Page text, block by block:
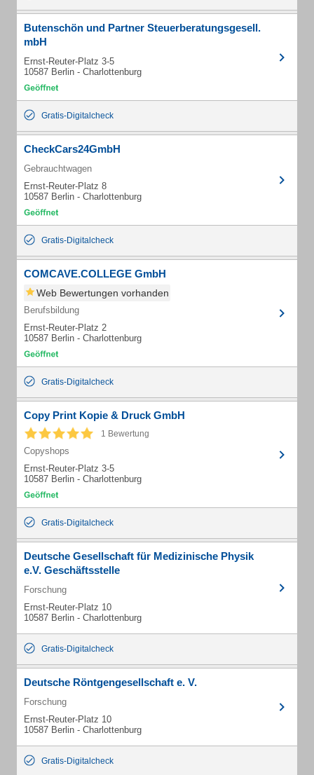
Butenschön und Partner Steuerberatungsgesell.
mbH
Ernst-Reuter-Platz 3-5
10587 Berlin - Charlottenburg
Gratis-Digitalcheck
CheckCars24GmbH
Gebrauchtwagen
Ernst-Reuter-Platz 8
10587 Berlin - Charlottenburg
Gratis-Digitalcheck
COMCAVE.COLLEGE GmbH
Web Bewertungen vorhanden
Berufsbildung
Ernst-Reuter-Platz 2
10587 Berlin - Charlottenburg
Gratis-Digitalcheck
Copy Print Kopie & Druck GmbH
1 Bewertung
Copyshops
Ernst-Reuter-Platz 3-5
10587 Berlin - Charlottenburg
Gratis-Digitalcheck
Deutsche Gesellschaft für Medizinische Physik
e.V. Geschäftsstelle
Forschung
Ernst-Reuter-Platz 10
10587 Berlin - Charlottenburg
Gratis-Digitalcheck
Deutsche Röntgengesellschaft e. V.
Forschung
Ernst-Reuter-Platz 10
10587 Berlin - Charlottenburg
Gratis-Digitalcheck